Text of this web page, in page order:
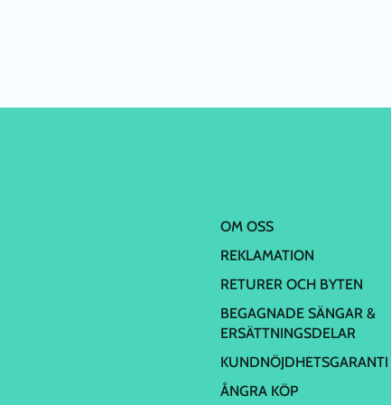
OM OSS
REKLAMATION
RETURER OCH BYTEN
BEGAGNADE SÄNGAR &
ERSÄTTNINGSDELAR
KUNDNÖJDHETSGARANTI
ÅNGRA KÖP